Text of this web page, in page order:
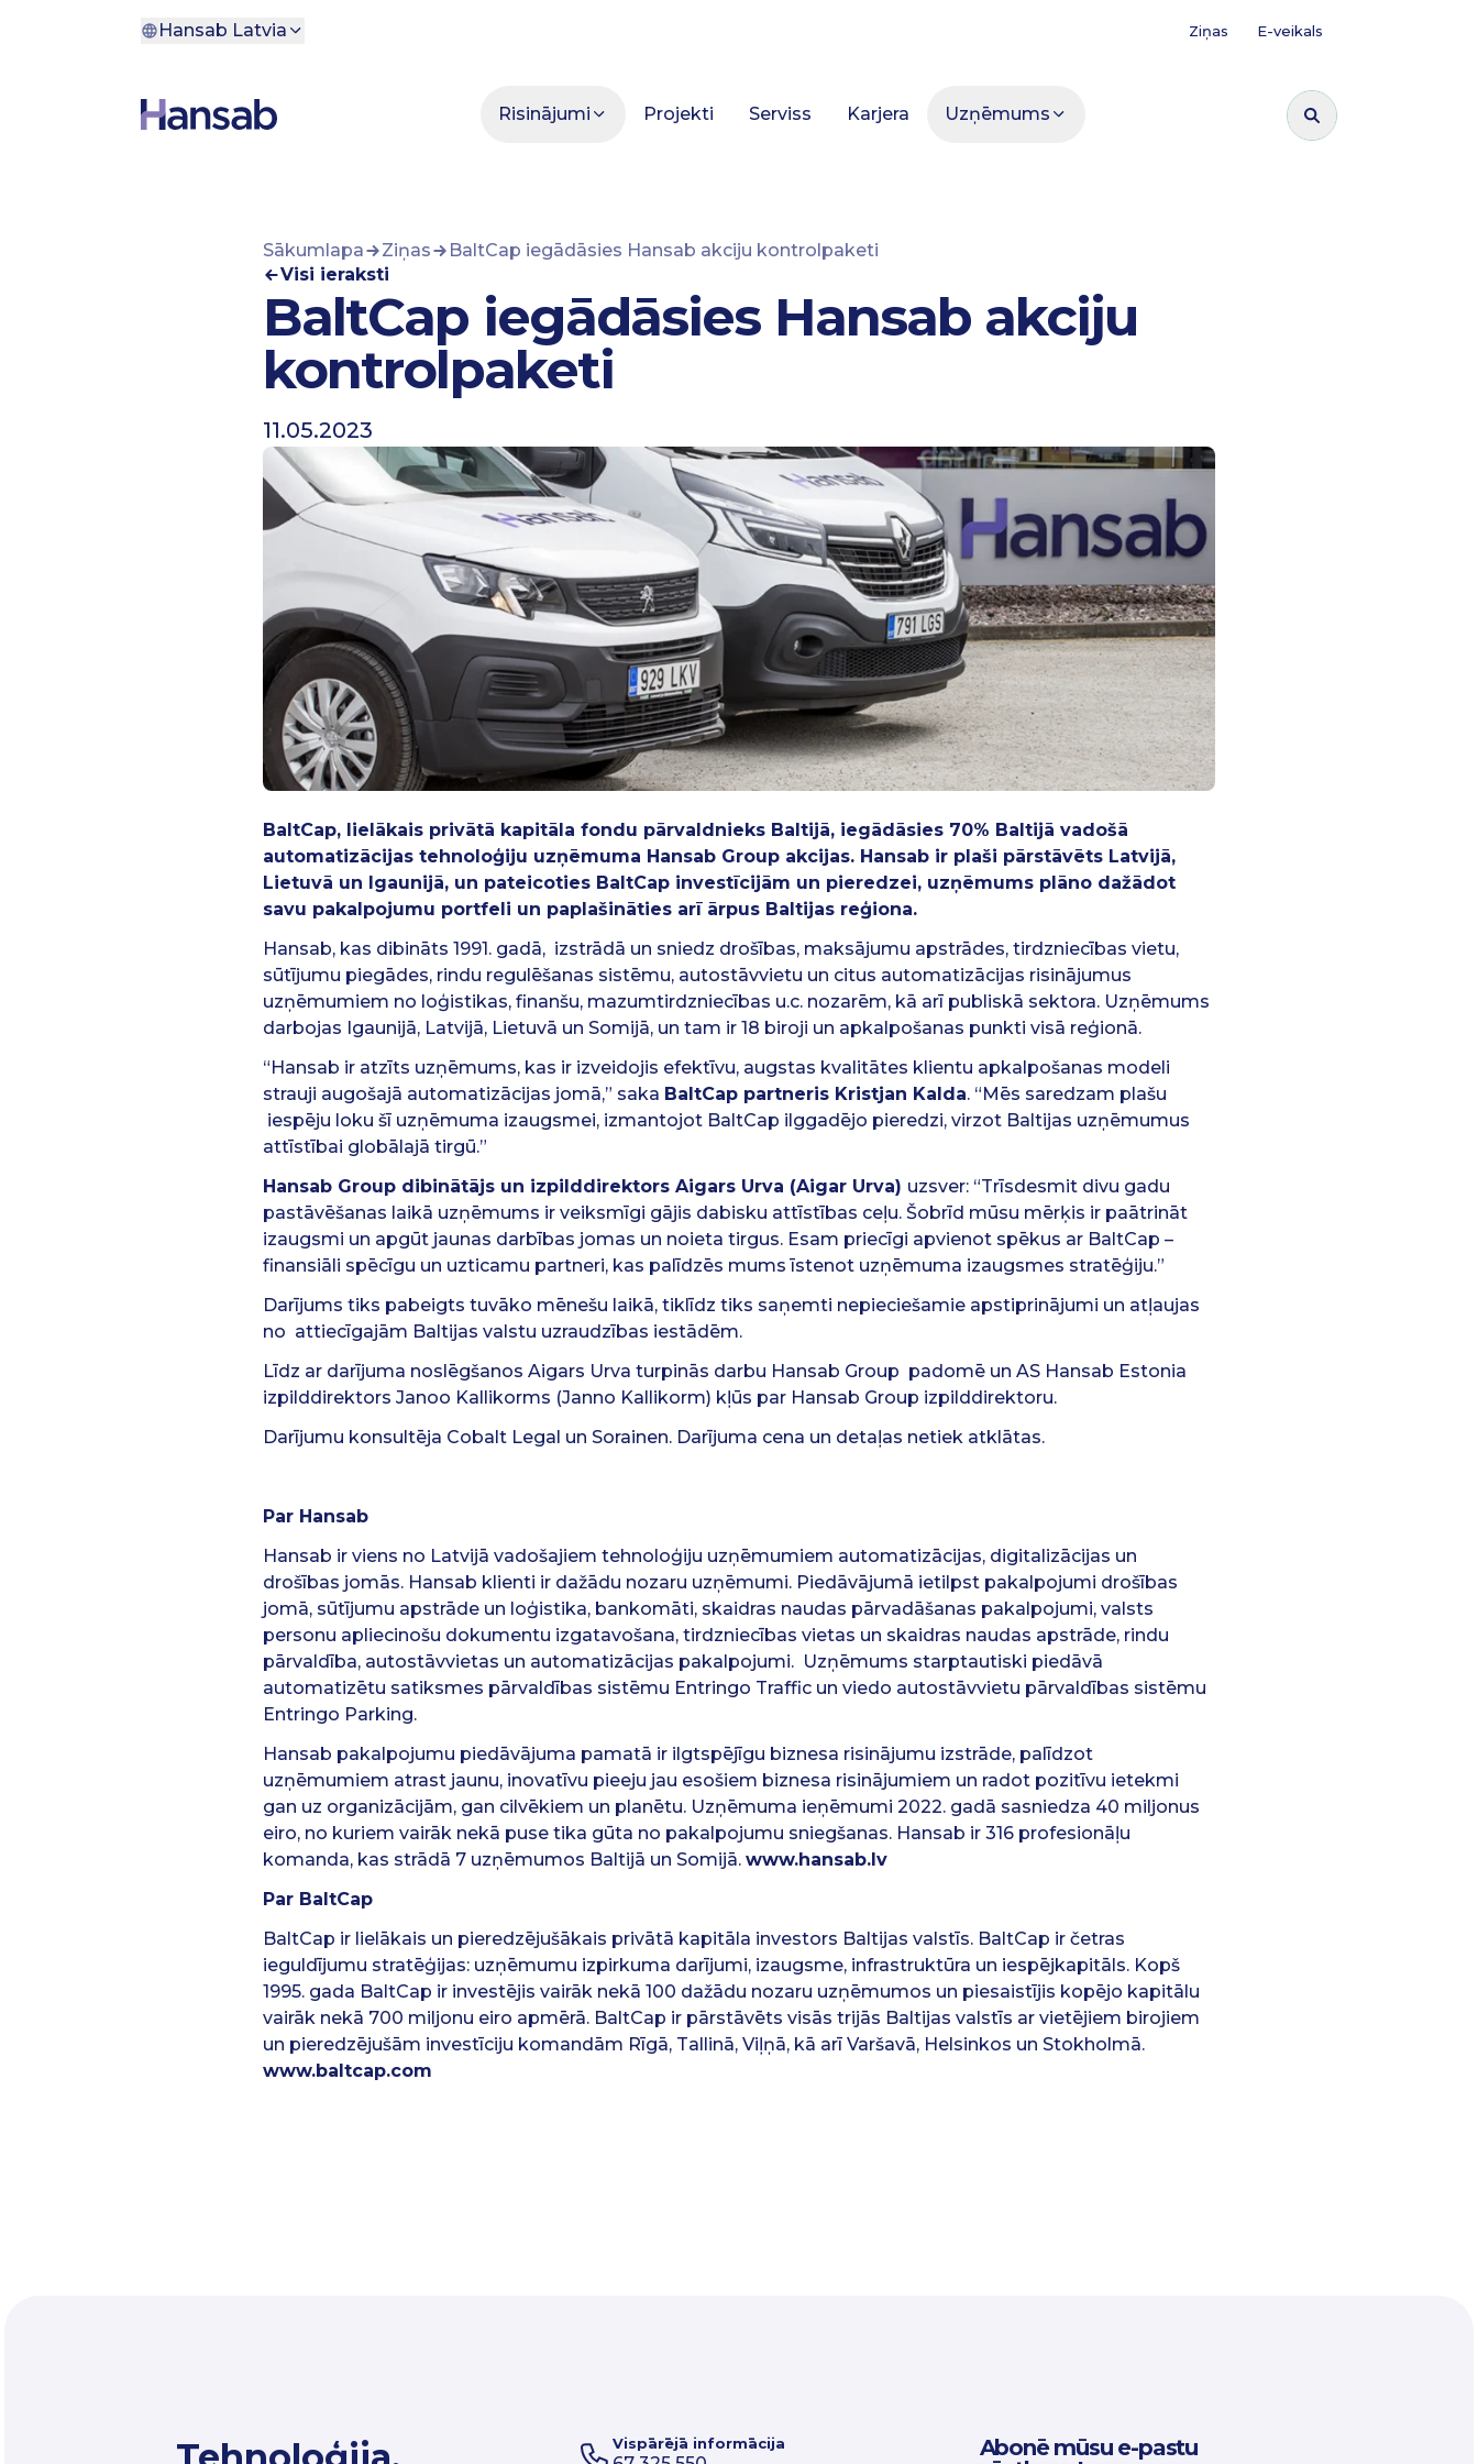
Hansab Latvia
Ziņas E-veikals
Risinājumi Projekti Serviss Karjera Uzņēmums
Meklēt:
Sākumlapa Ziņas
BaltCap iegādāsies Hansab akciju kontrolpaketi
Visi ieraksti
BaltCap iegādāsies Hansab akciju
kontrolpaketi
11.05.2023
BaltCap, lielākais privātā kapitāla fondu pārvaldnieks Baltijā, iegādāsies 70% Baltijā vadošā
automatizācijas tehnoloģiju uzņēmuma Hansab Group akcijas. Hansab ir plaši pārstāvēts Latvijā,
Lietuvā un Igaunijā, un pateicoties BaltCap investīcijām un pieredzei, uzņēmums plāno dažādot
savu pakalpojumu portfeli un paplašināties arī ārpus Baltijas reģiona.
Hansab, kas dibināts 1991. gadā, izstrādā un sniedz drošības, maksājumu apstrādes, tirdzniecības vietu,
sūtījumu piegādes, rindu regulēšanas sistēmu, autostāvvietu un citus automatizācijas risinājumus
uzņēmumiem no loģistikas, finanšu, mazumtirdzniecības u.c. nozarēm, kā arī publiskā sektora. Uzņēmums
darbojas Igaunijā, Latvijā, Lietuvā un Somijā, un tam ir 18 biroji un apkalpošanas punkti visā reģionā.
“Hansab ir atzīts uzņēmums, kas ir izveidojis efektīvu, augstas kvalitātes klientu apkalpošanas modeli
strauji augošajā automatizācijas jomā,” saka BaltCap partneris Kristjan Kalda. “Mēs saredzam plašu
iespēju loku šī uzņēmuma izaugsmei, izmantojot BaltCap ilggadējo pieredzi, virzot Baltijas uzņēmumus
attīstībai globālajā tirgū.”
Hansab Group dibinātājs un izpilddirektors Aigars Urva (Aigar Urva) uzsver: “Trīsdesmit divu gadu
pastāvēšanas laikā uzņēmums ir veiksmīgi gājis dabisku attīstības ceļu. Šobrīd mūsu mērķis ir paātrināt
izaugsmi un apgūt jaunas darbības jomas un noieta tirgus. Esam priecīgi apvienot spēkus ar BaltCap –
finansiāli spēcīgu un uzticamu partneri, kas palīdzēs mums īstenot uzņēmuma izaugsmes stratēģiju.”
Darījums tiks pabeigts tuvāko mēnešu laikā, tiklīdz tiks saņemti nepieciešamie apstiprinājumi un atļaujas
no attiecīgajām Baltijas valstu uzraudzības iestādēm.
Līdz ar darījuma noslēgšanos Aigars Urva turpinās darbu Hansab Group padomē un AS Hansab Estonia
izpilddirektors Janoo Kallikorms (Janno Kallikorm) kļūs par Hansab Group izpilddirektoru.
Darījumu konsultēja Cobalt Legal un Sorainen. Darījuma cena un detaļas netiek atklātas.
Par Hansab
Hansab ir viens no Latvijā vadošajiem tehnoloģiju uzņēmumiem automatizācijas, digitalizācijas un
drošības jomās. Hansab klienti ir dažādu nozaru uzņēmumi. Piedāvājumā ietilpst pakalpojumi drošības
jomā, sūtījumu apstrāde un loģistika, bankomāti, skaidras naudas pārvadāšanas pakalpojumi, valsts
personu apliecinošu dokumentu izgatavošana, tirdzniecības vietas un skaidras naudas apstrāde, rindu
pārvaldība, autostāvvietas un automatizācijas pakalpojumi. Uzņēmums starptautiski piedāvā
automatizētu satiksmes pārvaldības sistēmu Entringo Traffic un viedo autostāvvietu pārvaldības sistēmu
Entringo Parking.
Hansab pakalpojumu piedāvājuma pamatā ir ilgtspējīgu biznesa risinājumu izstrāde, palīdzot
uzņēmumiem atrast jaunu, inovatīvu pieeju jau esošiem biznesa risinājumiem un radot pozitīvu ietekmi
gan uz organizācijām, gan cilvēkiem un planētu. Uzņēmuma ieņēmumi 2022. gadā sasniedza 40 miljonus
eiro, no kuriem vairāk nekā puse tika gūta no pakalpojumu sniegšanas. Hansab ir 316 profesionāļu
komanda, kas strādā 7 uzņēmumos Baltijā un Somijā. www.hansab.lv
Par BaltCap
BaltCap ir lielākais un pieredzējušākais privātā kapitāla investors Baltijas valstīs. BaltCap ir četras
ieguldījumu stratēģijas: uzņēmumu izpirkuma darījumi, izaugsme, infrastruktūra un iespējkapitāls. Kopš
1995. gada BaltCap ir investējis vairāk nekā 100 dažādu nozaru uzņēmumos un piesaistījis kopējo kapitālu
vairāk nekā 700 miljonu eiro apmērā. BaltCap ir pārstāvēts visās trijās Baltijas valstīs ar vietējiem birojiem
un pieredzējušām investīciju komandām Rīgā, Tallinā, Viļņā, kā arī Varšavā, Helsinkos un Stokholmā.
www.baltcap.com
Vispārējā informācija
Abonē mūsu e-pastu